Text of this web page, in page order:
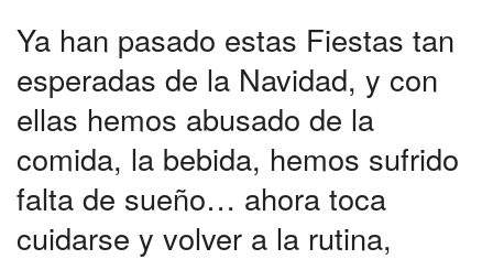
Ya han pasado estas Fiestas tan
esperadas de la Navidad, y con
ellas hemos abusado de la
comida, la bebida, hemos sufrido
falta de sueño… ahora toca
cuidarse y volver a la rutina,